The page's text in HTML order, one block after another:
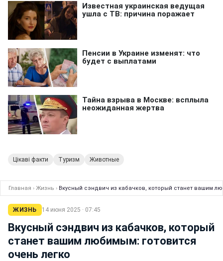
Цікаві факти Туризм Животные
Главная › Жизнь › Вкусный сэндвич из кабачков, который станет вашим
ЖИЗНЬ 14 июня 2025 · 07:45
Вкусный сэндвич из кабачков, который
станет вашим любимым: готовится
очень легко